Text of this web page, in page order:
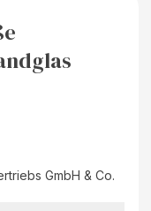
GmbH & Co.